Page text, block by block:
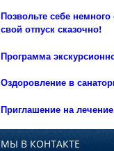
Позвольте себе
свой отпуск сказочно!
Программа
Оздоровление в
Приглашение на
МЫ В КОНТАКТЕ